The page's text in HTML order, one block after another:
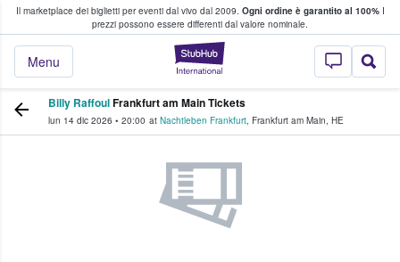
Il marketplace dei biglietti per eventi dal vivo dal 2009. Ogni ordine è garantito al 100%I
prezzi possono essere differenti dal valore nominale.
StubHub - Dove
Menu
fan comprano e vendono biglietti
Billy RaffoulFrankfurt am Main Tickets
lun 14 dic 2026 • 20:00 at Nachtleben Frankfurt, Frankfurt am Main, HE